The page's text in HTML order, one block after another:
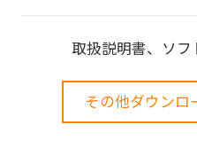
取扱説明書、ソフ
その他ダウンロ